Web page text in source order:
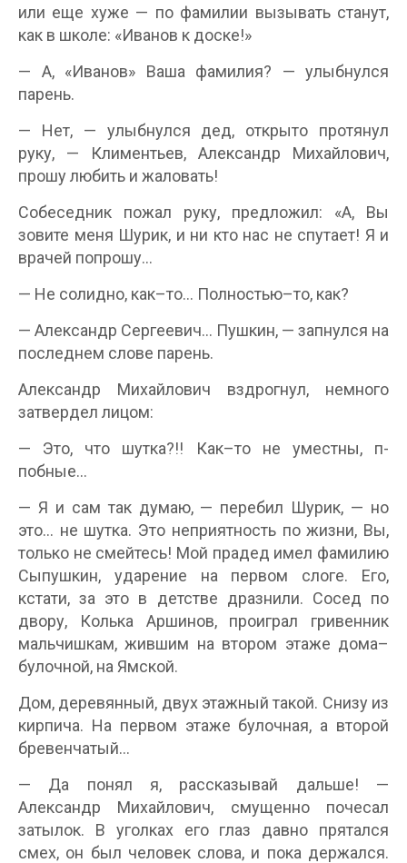
или еще хуже — по фамилии вызывать станут,
как в школе: «Иванов к доске!»
— А, «Иванов» Ваша фамилия? — улыбнулся
парень.
— Нет, — улыбнулся дед, открыто протянул
руку, — Климентьев, Александр Михайлович,
прошу любить и жаловать!
Собеседник пожал руку, предложил: «А, Вы
зовите меня Шурик, и ни кто нас не спутает! Я и
врачей попрошу…
— Не солидно, как–то… Полностью–то, как?
— Александр Сергеевич… Пушкин, — запнулся на
последнем слове парень.
Александр Михайлович вздрогнул, немного
затвердел лицом:
— Это, что шутка?!! Как–то не уместны, п-
побные…
— Я и сам так думаю, — перебил Шурик, — но
это… не шутка. Это неприятность по жизни, Вы,
только не смейтесь! Мой прадед имел фамилию
Сыпушкин, ударение на первом слоге. Его,
кстати, за это в детстве дразнили. Сосед по
двору, Колька Аршинов, проиграл гривенник
мальчишкам, жившим на втором этаже дома–
булочной, на Ямской.
Дом, деревянный, двух этажный такой. Снизу из
кирпича. На первом этаже булочная, а второй
бревенчатый…
— Да понял я, рассказывай дальше! —
Александр Михайлович, смущенно почесал
затылок. В уголках его глаз давно прятался
смех, он был человек слова, и пока держался.